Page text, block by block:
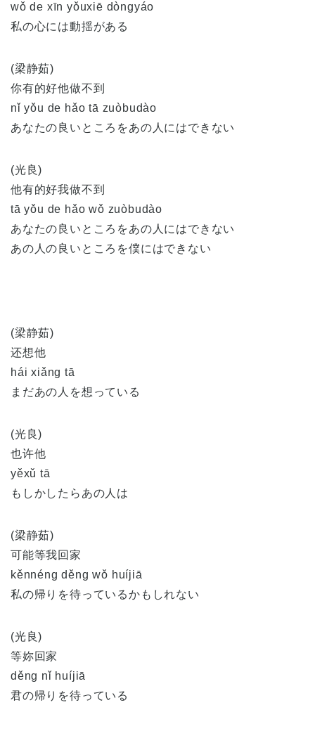
wǒ de xīn yǒuxiē dòngyáo
私の心には動揺がある
(梁静茹)
你有的好他做不到
nǐ yǒu de hǎo tā zuòbudào
あなたの良いところをあの人にはできない
(光良)
他有的好我做不到
tā yǒu de hǎo wǒ zuòbudào
あなたの良いところをあの人にはできない
あの人の良いところを僕にはできない
(梁静茹)
还想他
hái xiǎng tā
まだあの人を想っている
(光良)
也许他
yěxǔ tā
もしかしたらあの人は
(梁静茹)
可能等我回家
kěnnéng děng wǒ huíjiā
私の帰りを待っているかもしれない
(光良)
等妳回家
děng nǐ huíjiā
君の帰りを待っている